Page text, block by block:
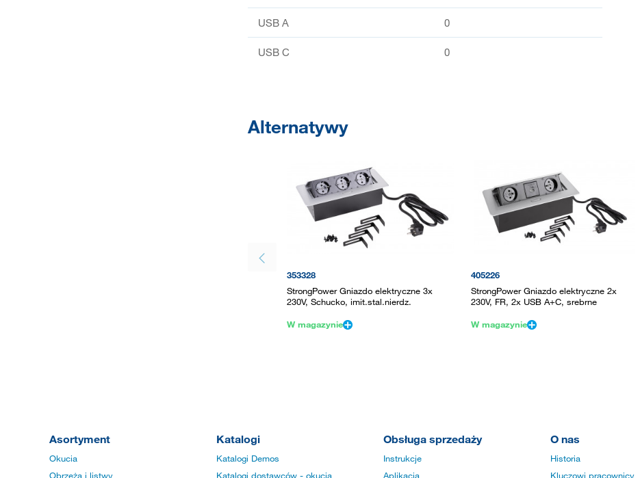
USB A 0
USB C 0
Alternatywy
353328
StrongPower Gniazdo elektryczne 3x
230V, Schucko, imit.stal.nierdz.
W magazynie
405226
StrongPower Gniazdo elektryczne 2x
230V, FR, 2x USB A+C, srebrne
W magazynie
Asortyment
Okucia
Obrzeża i listwy
Katalogi
Katalogi Demos
Katalogi dostawców - okucia
Obsługa sprzedaży
Instrukcje
Aplikacja
O nas
Historia
Kluczowi pracownicy